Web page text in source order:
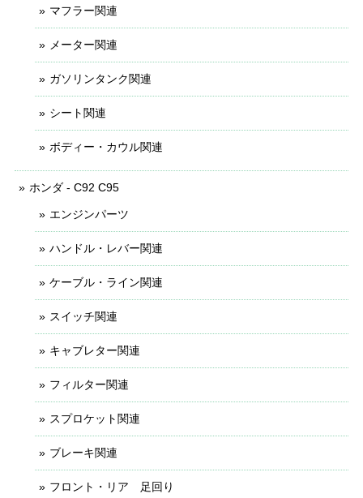
マフラー関連
メーター関連
ガソリンタンク関連
シート関連
ボディー・カウル関連
ホンダ - C92 C95
エンジンパーツ
ハンドル・レバー関連
ケーブル・ライン関連
スイッチ関連
キャブレター関連
フィルター関連
スプロケット関連
ブレーキ関連
フロント・リア 足回り